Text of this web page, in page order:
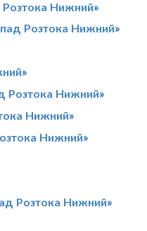
Нижний»
Розтока Нижний»
Розтока Нижний»
Нижний»
Нижний»
Розтока Нижний»